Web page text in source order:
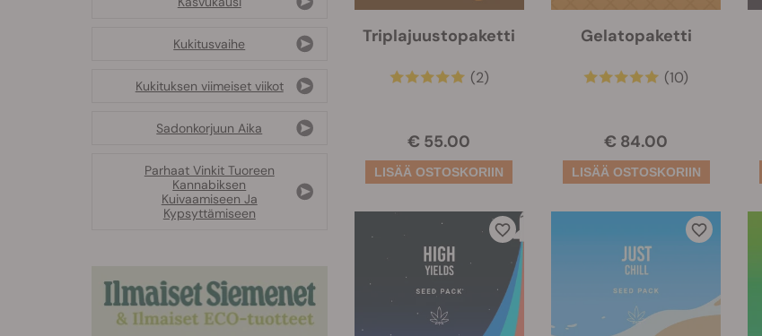
Triplajuustopaketti
(2)
€ 55.00
Gelatopaketti
(10)
€ 84.00
Kukitusvaihe
Kukituksen viimeiset viikot
Sadonkorjuun Aika
Parhaat Vinkit Tuoreen
Kannabiksen
Kuivaamiseen Ja
Kypsyttämiseen